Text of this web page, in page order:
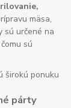
mäsa,
sú určené na
sú
širokú ponuku
párty